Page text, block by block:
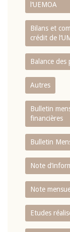
l‘UEMOA
Bilans et
crédit de
Balance des
Autres
Bulletin
financières
Bulletin
Note
Note
Etudes